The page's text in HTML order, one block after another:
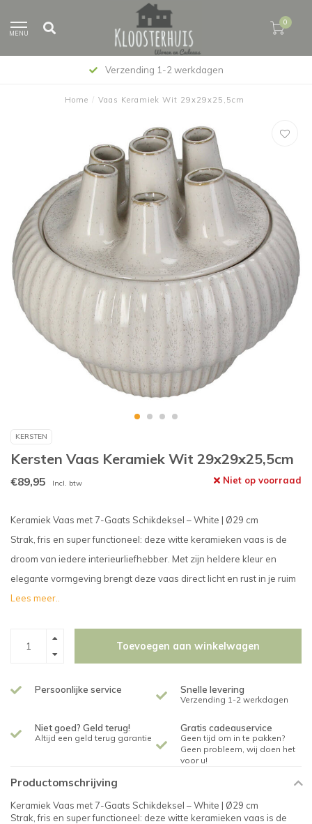
MENU
0
Verzending 1-2 werkdagen
Home / Vaas Keramiek Wit 29x29x25,5cm
KERSTEN
Kersten Vaas Keramiek Wit 29x29x25,5cm
€89,95 Incl. btw Niet op voorraad
Keramiek Vaas met 7-Gaats Schikdeksel – White | Ø29 cm
Strak, fris en super functioneel: deze witte keramieken vaas is de
droom van iedere interieurliefhebber. Met zijn heldere kleur en
elegante vormgeving brengt deze vaas direct licht en rust in je ruim
Lees meer..
Toevoegen aan winkelwagen
Persoonlijke service Snelle levering
Verzending 1-2 werkdagen
Niet goed? Geld terug!
Altijd een geld terug garantie
Gratis cadeauservice
Geen tijd om in te pakken?
Geen probleem, wij doen het
voor u!
Productomschrijving
Keramiek Vaas met 7-Gaats Schikdeksel – White | Ø29 cm
Strak, fris en super functioneel: deze witte keramieken vaas is de